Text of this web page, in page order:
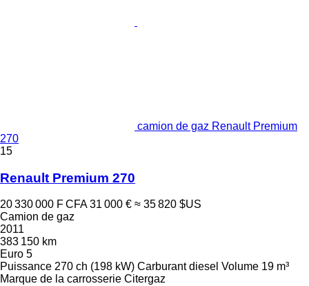
camion de gaz Renault Premium
270
15
Renault Premium 270
20 330 000 F CFA 31 000 € ≈ 35 820 $US
Camion de gaz
2011
383 150 km
Euro 5
Puissance 270 ch (198 kW) Carburant diesel Volume 19 m³
Marque de la carrosserie Citergaz